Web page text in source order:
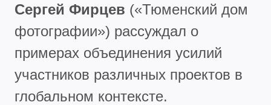
Сергей Фирцев («Тюменский дом
фотографии») рассуждал о
примерах объединения усилий
участников различных проектов в
глобальном контексте.